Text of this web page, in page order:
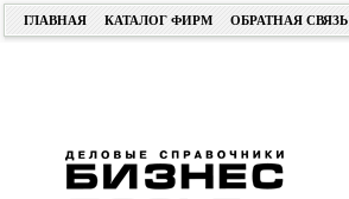
ГЛАВНАЯ КАТАЛОГ ФИРМ ОБРАТНАЯ СВЯЗЬ